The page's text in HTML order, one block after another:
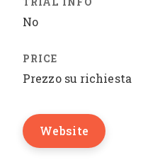
No
Prezzo su richiesta
Website